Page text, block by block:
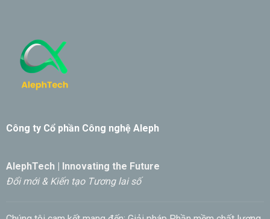
Công ty Cổ phần Công nghệ Aleph
AlephTech | Innovating the Future
Đổi mới & Kiến tạo Tương lai số